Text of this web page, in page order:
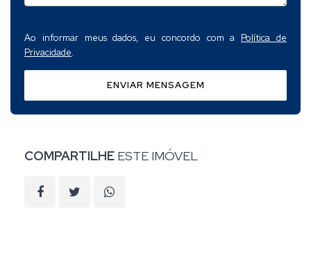
Ao informar meus dados, eu concordo com a Política de
Privacidade.
ENVIAR MENSAGEM
COMPARTILHE ESTE IMÓVEL